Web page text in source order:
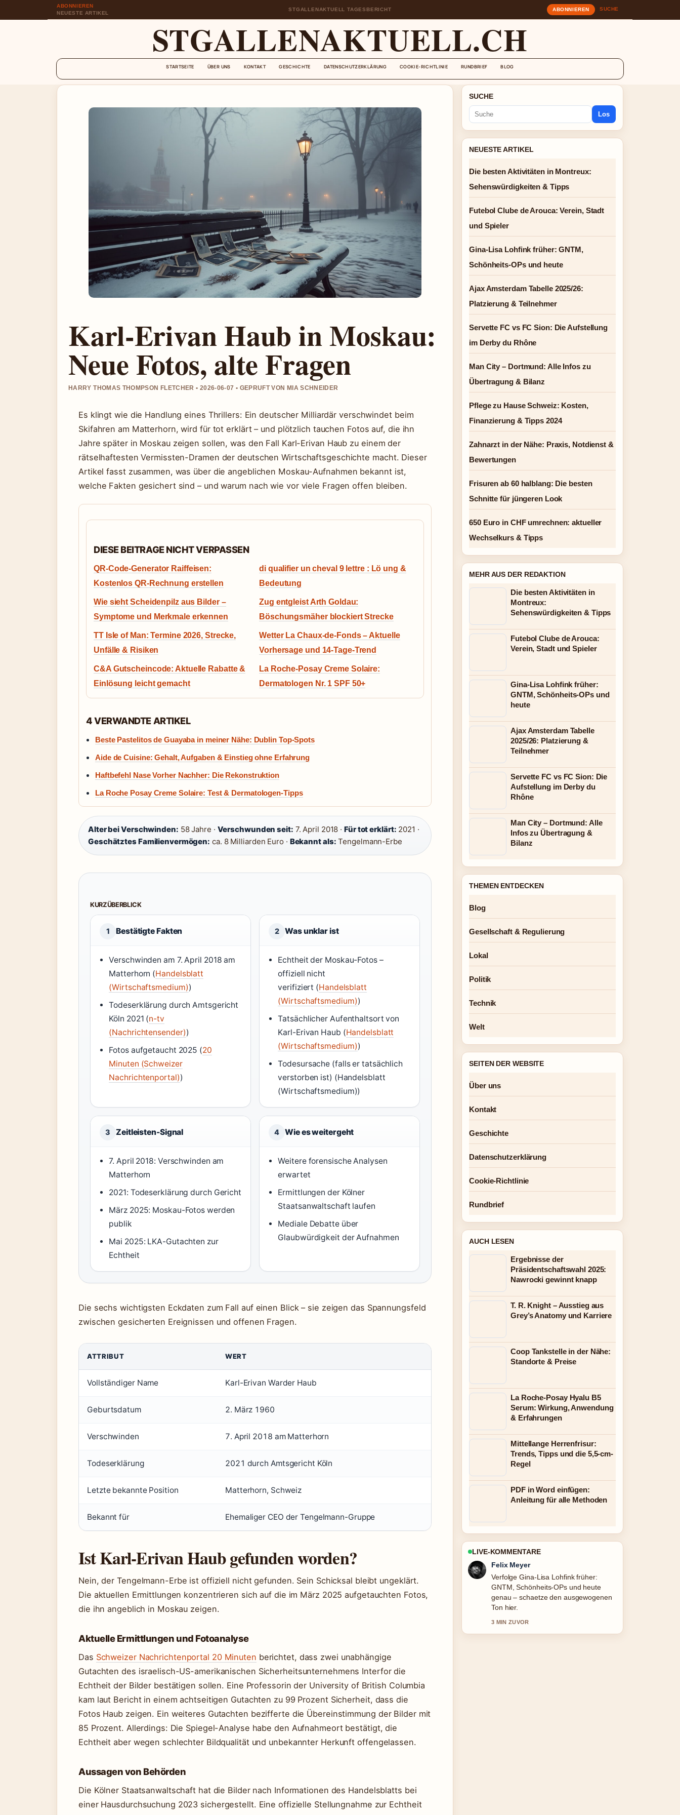
ABONNIEREN
NEUESTE ARTIKEL
STGALLENAKTUELL TAGESBERICHT ABONNIEREN SUCHE
STGALLENAKTUELL.CH
STARTSEITE ÜBER UNS KONTAKT GESCHICHTE DATENSCHUTZERKLÄRUNG COOKIE-RICHTLINIE RUNDBRIEF BLOG
Karl-Erivan Haub in Moskau:
Neue Fotos, alte Fragen
HARRY THOMAS THOMPSON FLETCHER • 2026-06-07 • GEPRUFT VON MIA SCHNEIDER
Es klingt wie die Handlung eines Thrillers: Ein deutscher Milliardär verschwindet beim
Skifahren am Matterhorn, wird für tot erklärt – und plötzlich tauchen Fotos auf, die ihn
Jahre später in Moskau zeigen sollen, was den Fall Karl-Erivan Haub zu einem der
rätselhaftesten Vermissten-Dramen der deutschen Wirtschaftsgeschichte macht. Dieser
Artikel fasst zusammen, was über die angeblichen Moskau-Aufnahmen bekannt ist,
welche Fakten gesichert sind – und warum nach wie vor viele Fragen offen bleiben.
DIESE BEITRAGE NICHT VERPASSEN
QR-Code-Generator Raiffeisen:
Kostenlos QR-Rechnung erstellen
di qualifier un cheval 9 lettre : Lö ung &
Bedeutung
Wie sieht Scheidenpilz aus Bilder –
Symptome und Merkmale erkennen
Zug entgleist Arth Goldau:
Böschungsmäher blockiert Strecke
TT Isle of Man: Termine 2026, Strecke,
Unfälle & Risiken
Wetter La Chaux-de-Fonds – Aktuelle
Vorhersage und 14-Tage-Trend
C&A Gutscheincode: Aktuelle Rabatte &
Einlösung leicht gemacht
La Roche-Posay Creme Solaire:
Dermatologen Nr. 1 SPF 50+
4 VERWANDTE ARTIKEL
Beste Pastelitos de Guayaba in meiner Nähe: Dublin Top-Spots
Aide de Cuisine: Gehalt, Aufgaben & Einstieg ohne Erfahrung
Haftbefehl Nase Vorher Nachher: Die Rekonstruktion
La Roche Posay Creme Solaire: Test & Dermatologen-Tipps
Alter bei Verschwinden: 58 Jahre · Verschwunden seit: 7. April 2018 ·Für tot erklärt: 2021 ·
Geschätztes Familienvermögen: ca. 8 Milliarden Euro · Bekannt als: Tengelmann-Erbe
KURZÜBERBLICK
1 Bestätigte Fakten
Verschwinden am 7. April 2018 am
Matterhorn (Handelsblatt
(Wirtschaftsmedium))
Todeserklärung durch Amtsgericht
Köln 2021 (n-tv
(Nachrichtensender))
Fotos aufgetaucht 2025 (20
Minuten (Schweizer
Nachrichtenportal))
2 Was unklar ist
Echtheit der Moskau-Fotos –
offiziell nicht
verifiziert (Handelsblatt
(Wirtschaftsmedium))
Tatsächlicher Aufenthaltsort von
Karl-Erivan Haub (Handelsblatt
(Wirtschaftsmedium))
Todesursache (falls er tatsächlich
verstorben ist) (Handelsblatt
(Wirtschaftsmedium))
3 Zeitleisten-Signal
7. April 2018: Verschwinden am
Matterhorn
2021: Todeserklärung durch Gericht
März 2025: Moskau-Fotos werden
publik
Mai 2025: LKA-Gutachten zur
Echtheit
4 Wie es weitergeht
Weitere forensische Analysen
erwartet
Ermittlungen der Kölner
Staatsanwaltschaft laufen
Mediale Debatte über
Glaubwürdigkeit der Aufnahmen
Die sechs wichtigsten Eckdaten zum Fall auf einen Blick – sie zeigen das Spannungsfeld
zwischen gesicherten Ereignissen und offenen Fragen.
ATTRIBUT WERT
Vollständiger Name Karl-Erivan Warder Haub
Geburtsdatum 2. März 1960
Verschwinden 7. April 2018 am Matterhorn
Todeserklärung 2021 durch Amtsgericht Köln
Letzte bekannte Position Matterhorn, Schweiz
Bekannt für Ehemaliger CEO der Tengelmann-Gruppe
Ist Karl-Erivan Haub gefunden worden?
Nein, der Tengelmann-Erbe ist offiziell nicht gefunden. Sein Schicksal bleibt ungeklärt.
Die aktuellen Ermittlungen konzentrieren sich auf die im März 2025 aufgetauchten Fotos,
die ihn angeblich in Moskau zeigen.
Aktuelle Ermittlungen und Fotoanalyse
Das Schweizer Nachrichtenportal 20 Minuten berichtet, dass zwei unabhängige
Gutachten des israelisch-US-amerikanischen Sicherheitsunternehmens Interfor die
Echtheit der Bilder bestätigen sollen. Eine Professorin der University of British Columbia
kam laut Bericht in einem achtseitigen Gutachten zu 99 Prozent Sicherheit, dass die
Fotos Haub zeigen. Ein weiteres Gutachten bezifferte die Übereinstimmung der Bilder mit
85 Prozent. Allerdings: Die Spiegel-Analyse habe den Aufnahmeort bestätigt, die
Echtheit aber wegen schlechter Bildqualität und unbekannter Herkunft offengelassen.
Aussagen von Behörden
Die Kölner Staatsanwaltschaft hat die Bilder nach Informationen des Handelsblatts bei
einer Hausdurchsuchung 2023 sichergestellt. Eine offizielle Stellungnahme zur Echtheit
SUCHE
Los
NEUESTE ARTIKEL
Die besten Aktivitäten in Montreux:
Sehenswürdigkeiten & Tipps
Futebol Clube de Arouca: Verein, Stadt
und Spieler
Gina-Lisa Lohfink früher: GNTM,
Schönheits-OPs und heute
Ajax Amsterdam Tabelle 2025/26:
Platzierung & Teilnehmer
Servette FC vs FC Sion: Die Aufstellung
im Derby du Rhône
Man City – Dortmund: Alle Infos zu
Übertragung & Bilanz
Pflege zu Hause Schweiz: Kosten,
Finanzierung & Tipps 2024
Zahnarzt in der Nähe: Praxis, Notdienst &
Bewertungen
Frisuren ab 60 halblang: Die besten
Schnitte für jüngeren Look
650 Euro in CHF umrechnen: aktueller
Wechselkurs & Tipps
MEHR AUS DER REDAKTION
Die besten Aktivitäten in
Montreux:
Sehenswürdigkeiten & Tipps
Futebol Clube de Arouca:
Verein, Stadt und Spieler
Gina-Lisa Lohfink früher:
GNTM, Schönheits-OPs und
heute
Ajax Amsterdam Tabelle
2025/26: Platzierung &
Teilnehmer
Servette FC vs FC Sion: Die
Aufstellung im Derby du
Rhône
Man City – Dortmund: Alle
Infos zu Übertragung &
Bilanz
THEMEN ENTDECKEN
Blog
Gesellschaft & Regulierung
Lokal
Politik
Technik
Welt
SEITEN DER WEBSITE
Über uns
Kontakt
Geschichte
Datenschutzerklärung
Cookie-Richtlinie
Rundbrief
AUCH LESEN
Ergebnisse der
Präsidentschaftswahl 2025:
Nawrocki gewinnt knapp
T. R. Knight – Ausstieg aus
Grey’s Anatomy und Karriere
Coop Tankstelle in der Nähe:
Standorte & Preise
La Roche-Posay Hyalu B5
Serum: Wirkung, Anwendung
& Erfahrungen
Mittellange Herrenfrisur:
Trends, Tipps und die 5,5-cm-
Regel
PDF in Word einfügen:
Anleitung für alle Methoden
LIVE-KOMMENTARE
Laura Becker
Hilfreicher Kontext zu Die besten
Aktivitäten in Montreux:
Sehenswürdigkeiten &#038;.... Bitte
haltet diesen Liveticker aktuell.
5 MIN ZUVOR